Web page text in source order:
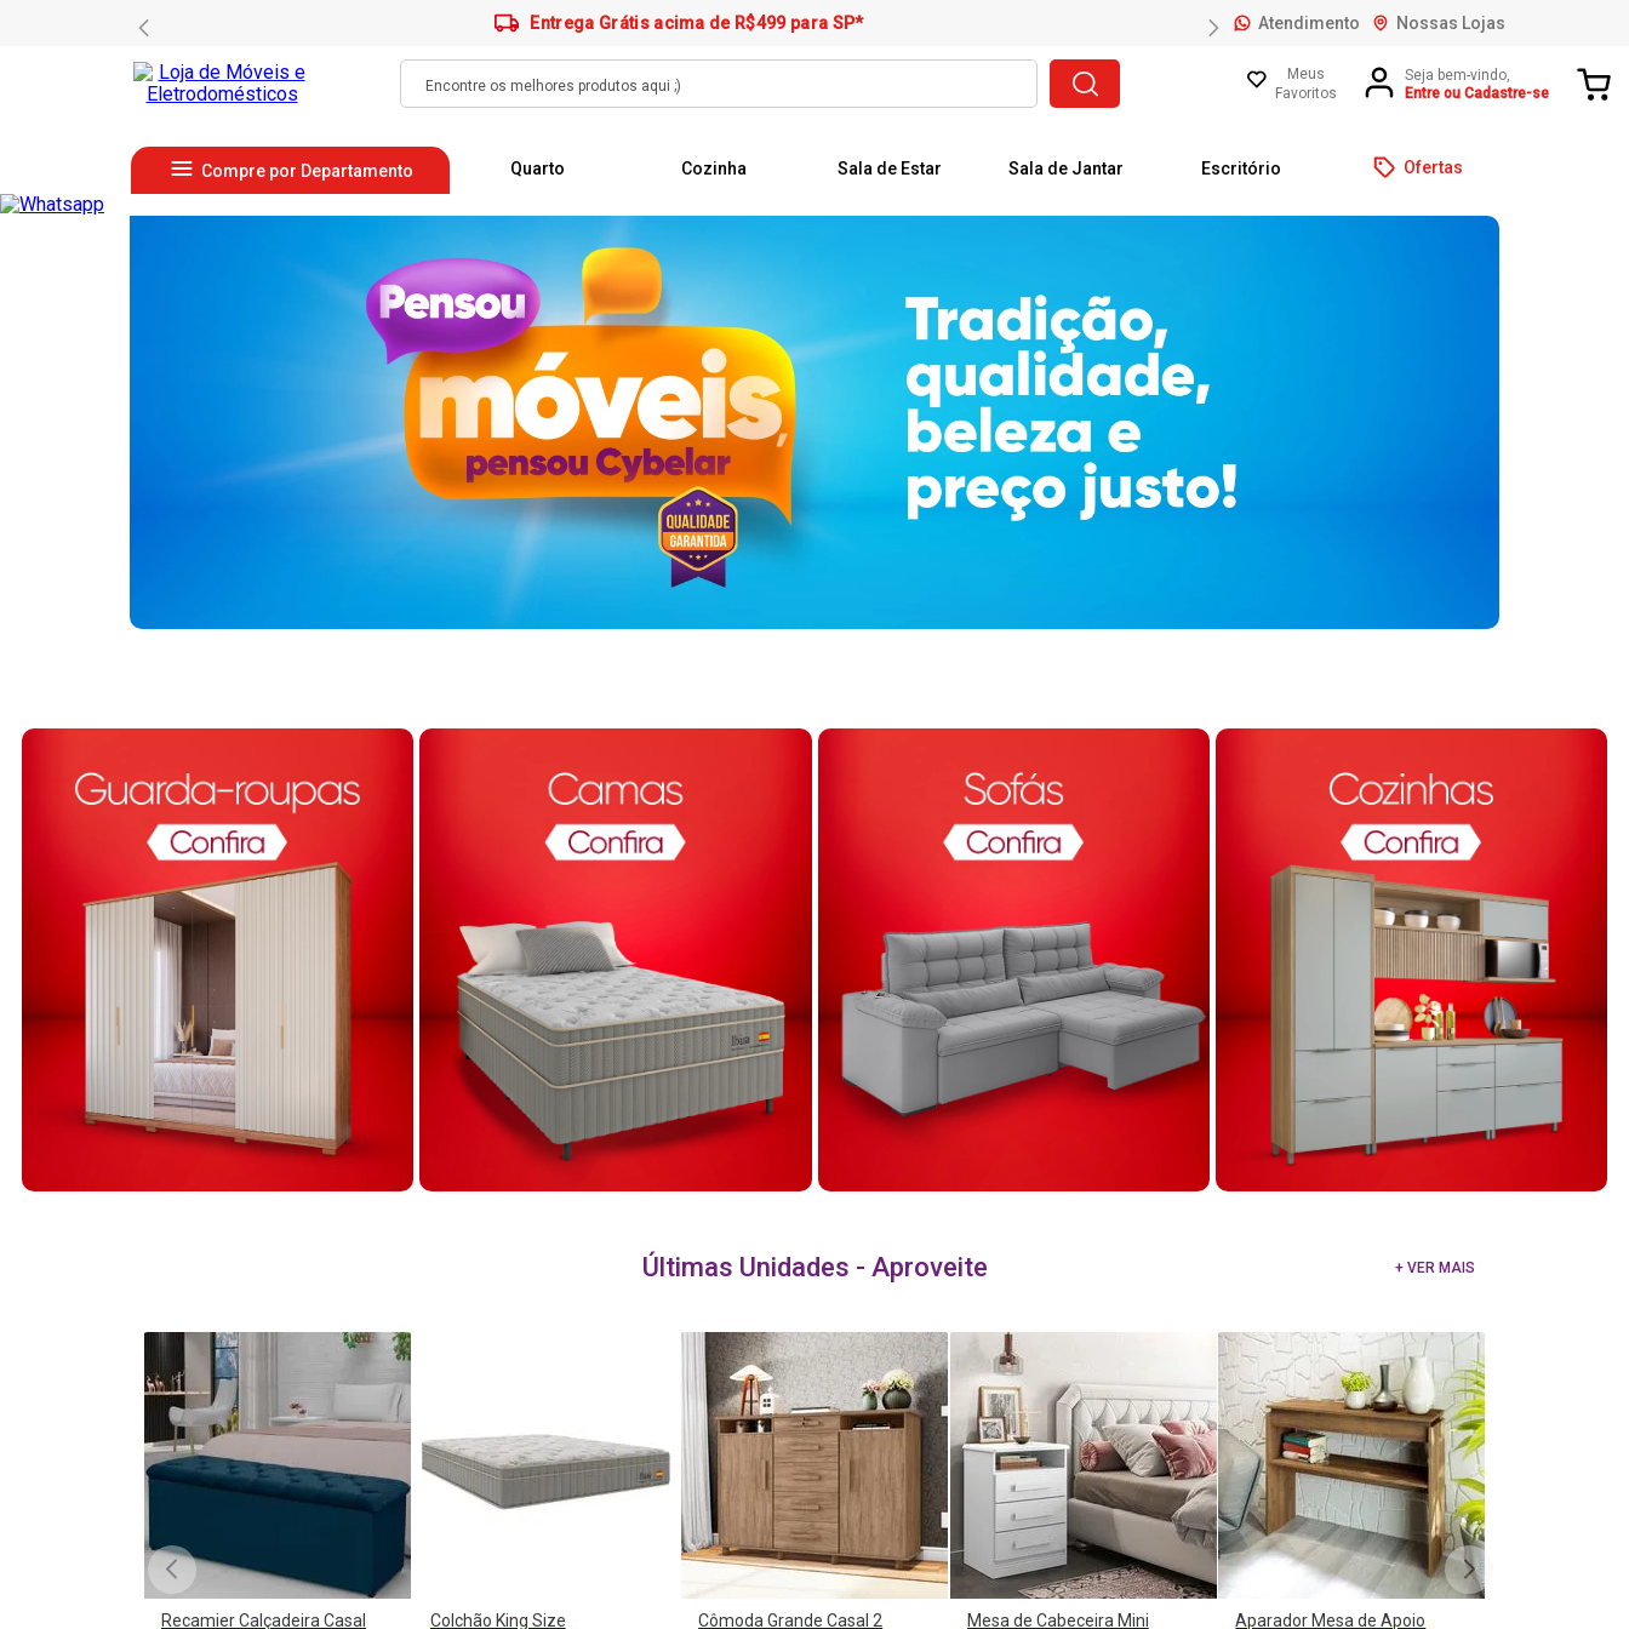
Entrega Grátis acima de R$499 para SP* Atendimento Nossas Lojas
Meus
Favoritos
Entre ou Cadastre-se
Compre por Departamento Quarto Cozinha Sala de Estar Sala de Jantar Escritório Ofertas
Últimas Unidades - Aproveite + VER MAIS
Recamier Calçadeira Casal Colchão King Size Cômoda Grande Casal 2 Mesa de Cabeceira Mini Aparador Mesa de Apoio